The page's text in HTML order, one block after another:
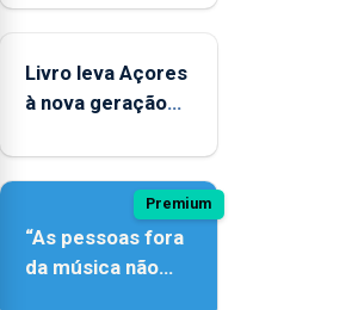
novos
Livro leva Açores
à nova geração
Premium
“As pessoas fora
da música não